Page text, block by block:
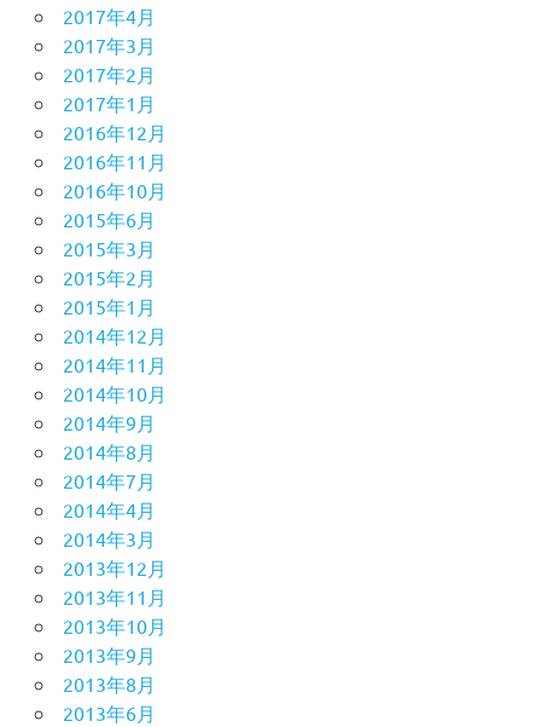
2017年4月
2017年3月
2017年2月
2017年1月
2016年12月
2016年11月
2016年10月
2015年6月
2015年3月
2015年2月
2015年1月
2014年12月
2014年11月
2014年10月
2014年9月
2014年8月
2014年7月
2014年4月
2014年3月
2013年12月
2013年11月
2013年10月
2013年9月
2013年8月
2013年6月